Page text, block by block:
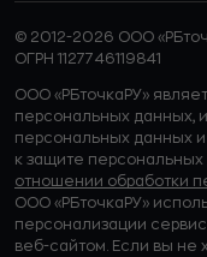
© 2012-2026 ООО
ОГРН 1127746119841
ООО «РБточкаРУ»
персональных данных,
персональных данных
к защите
отношении обработки
ООО «РБточкаРУ»
персонализации
веб-сайтом. Если вы не